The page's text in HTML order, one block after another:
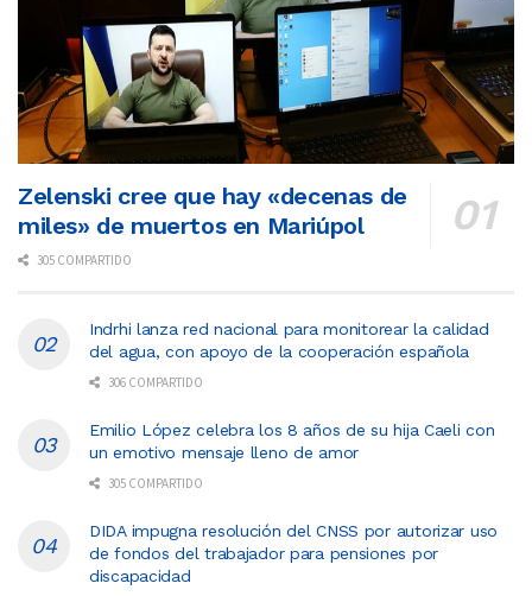
Zelenski cree que hay «decenas de
miles» de muertos en Mariúpol
305 COMPARTIDO
Indrhi lanza red nacional para monitorear la calidad
del agua, con apoyo de la cooperación española
306 COMPARTIDO
Emilio López celebra los 8 años de su hija Caeli con
un emotivo mensaje lleno de amor
305 COMPARTIDO
DIDA impugna resolución del CNSS por autorizar uso
de fondos del trabajador para pensiones por
discapacidad